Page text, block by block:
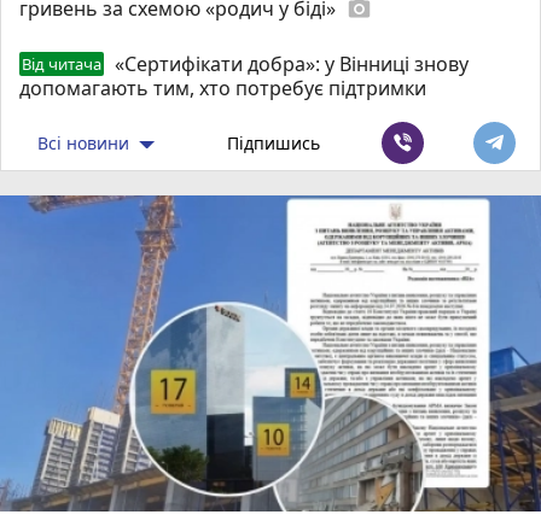
гривень за схемою «родич у біді» photo_camera
Від читача
«Сертифікати добра»: у Вінниці знову
допомагають тим, хто потребує підтримки
Всі новини Підпишись